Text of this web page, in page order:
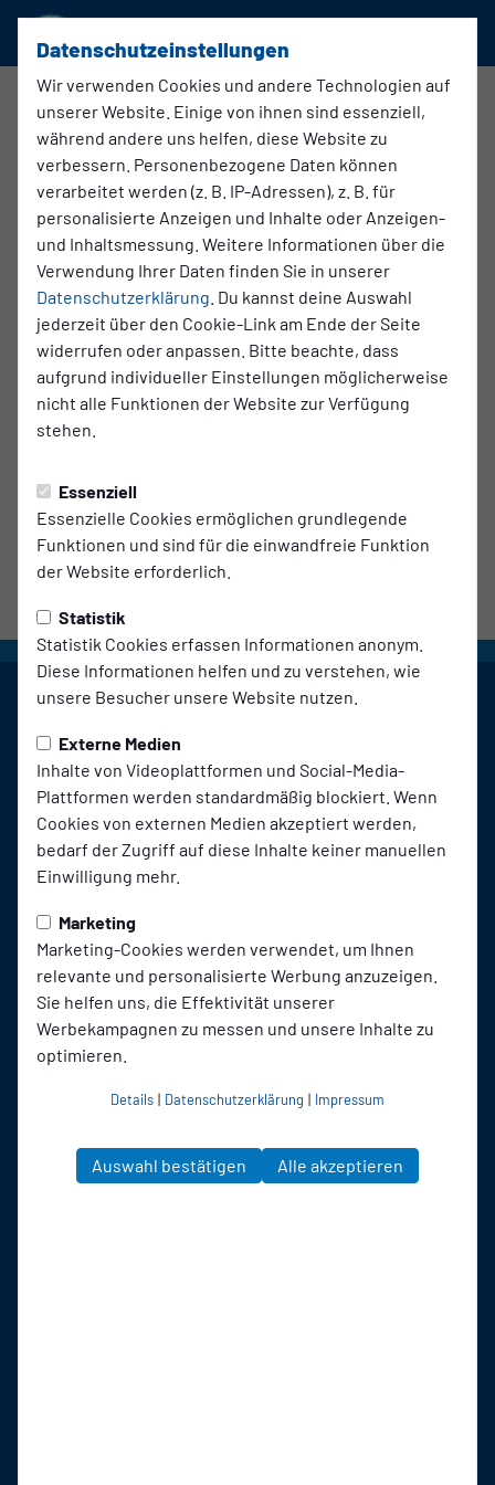
Datenschutzeinstellungen
Wir verwenden Cookies und andere Technologien auf
unserer Website. Einige von ihnen sind essenziell,
während andere uns helfen, diese Website zu
verbessern. Personenbezogene Daten können
verarbeitet werden (z. B. IP-Adressen), z. B. für
personalisierte Anzeigen und Inhalte oder Anzeigen-
und Inhaltsmessung. Weitere Informationen über die
Verwendung Ihrer Daten finden Sie in unserer
Datenschutzerklärung . Du kannst deine Auswahl
jederzeit über den Cookie-Link am Ende der Seite
widerrufen oder anpassen. Bitte beachte, dass
aufgrund individueller Einstellungen möglicherweise
nicht alle Funktionen der Website zur Verfügung
stehen.
Essenziell
Essenzielle Cookies ermöglichen grundlegende
Funktionen und sind für die einwandfreie Funktion
der Website erforderlich.
Statistik
Statistik Cookies erfassen Informationen anonym.
Diese Informationen helfen und zu verstehen, wie
unsere Besucher unsere Website nutzen.
Externe Medien
Inhalte von Videoplattformen und Social-Media-
Plattformen werden standardmäßig blockiert. Wenn
Cookies von externen Medien akzeptiert werden,
bedarf der Zugriff auf diese Inhalte keiner manuellen
Einwilligung mehr.
Marketing
Marketing-Cookies werden verwendet, um Ihnen
relevante und personalisierte Werbung anzuzeigen.
Sie helfen uns, die Effektivität unserer
Werbekampagnen zu messen und unsere Inhalte zu
optimieren.
Details | Datenschutzerklärung | Impressum
Auswahl bestätigen Alle akzeptieren
Testspiel
Bergisch Gladbach
1. Mannschaft
2:1
SSVg Velbert 02
1. Mannschaft
Spielort
Isotec-Sportpark (an der Belkaw-Arena)
Paffrather Str. 133
51465 Bergisch Gladbach